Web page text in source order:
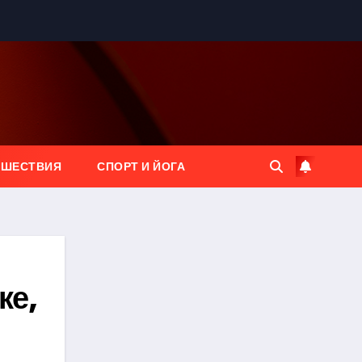
СПОРТ И ЙОГА